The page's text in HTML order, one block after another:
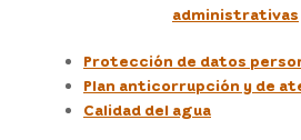
administrativas
Protección de datos
Plan anticorrupción y de
Calidad del agua